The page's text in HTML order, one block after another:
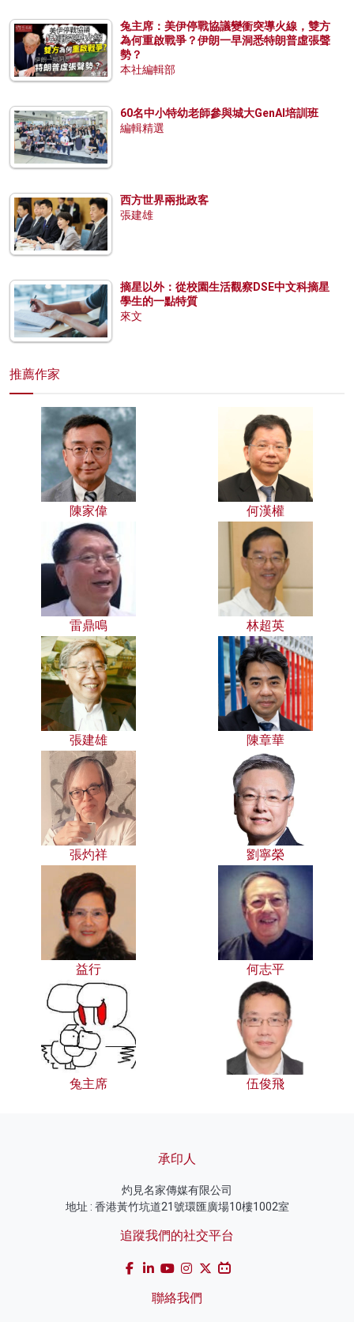
兔主席：美伊停戰協議變衝突導火線，雙方
為何重啟戰爭？伊朗一早洞悉特朗普虛張聲
勢？
本社編輯部
60名中小特幼老師參與城大GenAI培訓班
編輯精選
西方世界兩批政客
張建雄
摘星以外：從校園生活觀察DSE中文科摘星
學生的一點特質
來文
推薦作家
陳家偉 何漢權
雷鼎鳴 林超英
張建雄 陳章華
張灼祥 劉寧榮
益行 何志平
兔主席 伍俊飛
承印人
灼見名家傳媒有限公司
地址 : 香港黃竹坑道21號環匯廣場10樓1002室
追蹤我們的社交平台
聯絡我們